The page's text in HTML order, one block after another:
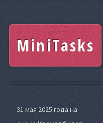
MiniTasks
31 мая 2025 года на